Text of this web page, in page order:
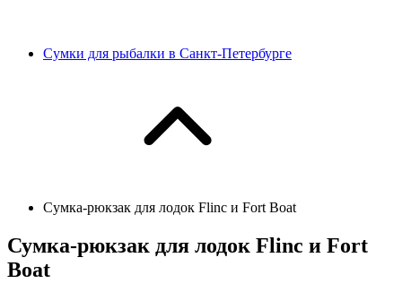
Сумки для рыбалки в Санкт-Петербурге
Сумка-рюкзак для лодок Flinc и Fort Boat
Сумка-рюкзак для лодок Flinc и Fort
Boat